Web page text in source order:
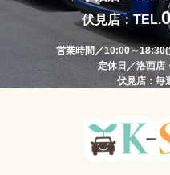
伏見店：TEL.
営業時間／10:00～
定休日／洛西店
伏見店：毎